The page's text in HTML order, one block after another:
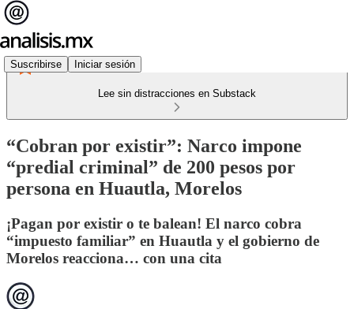
Suscribirse Iniciar sesión
Lee sin distracciones en Substack
“Cobran por existir”: Narco impone
“predial criminal” de 200 pesos por
persona en Huautla, Morelos
¡Pagan por existir o te balean! El narco cobra
“impuesto familiar” en Huautla y el gobierno de
Morelos reacciona… con una cita